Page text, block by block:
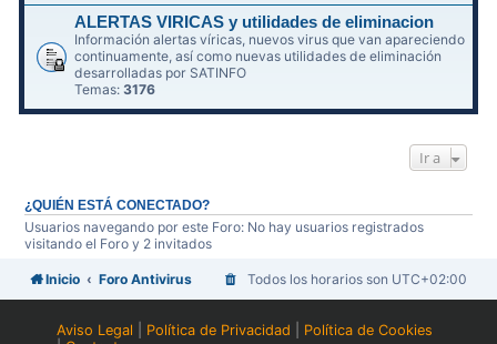
ALERTAS VIRICAS y utilidades de eliminacion
Información alertas víricas, nuevos virus que van apareciendo
continuamente, así como nuevas utilidades de eliminación
desarrolladas por SATINFO
Temas:3176
Ir a
¿QUIÉN ESTÁ CONECTADO?
Usuarios navegando por este Foro: No hay usuarios registrados
visitando el Foro y 2 invitados
Inicio Foro Antivirus Todos los horarios son UTC+02:00
Aviso Legal Política de Privacidad
Política de Cookies